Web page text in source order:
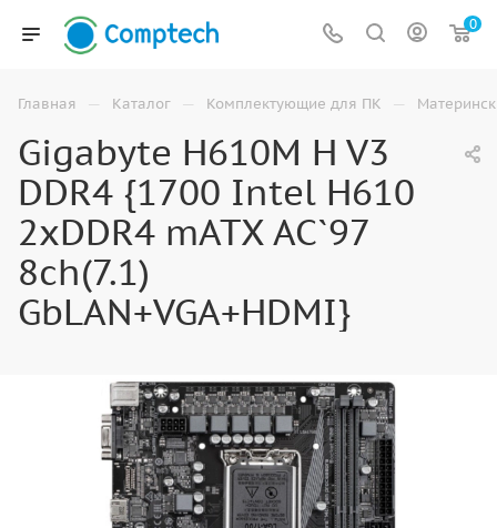
0
Главная — Каталог — Комплектующие для ПК —
Gigabyte H610M H V3
DDR4 {1700 Intel H610
2xDDR4 mATX AC`97
8ch(7.1)
GbLAN+VGA+HDMI}